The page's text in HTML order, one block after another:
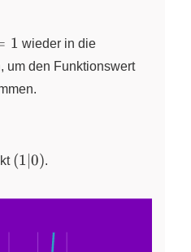
1 wieder in die
um den Funktionswert
(1
0)
(1∣0).